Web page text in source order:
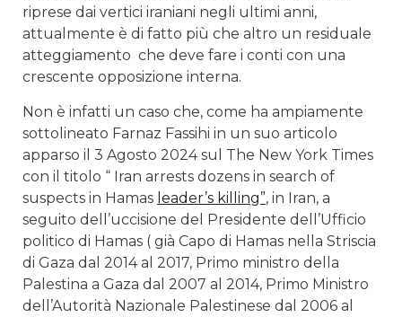
riprese dai vertici iraniani negli ultimi anni,
attualmente è di fatto più che altro un residuale
atteggiamento che deve fare i conti con una
crescente opposizione interna.
Non è infatti un caso che, come ha ampiamente
sottolineato Farnaz Fassihi in un suo articolo
apparso il 3 Agosto 2024 sul The New York Times
con il titolo “ Iran arrests dozens in search of
suspects in Hamas leader’s killing”, in Iran, a
seguito dell’uccisione del Presidente dell’Ufficio
politico di Hamas ( già Capo di Hamas nella Striscia
di Gaza dal 2014 al 2017, Primo ministro della
Palestina a Gaza dal 2007 al 2014, Primo Ministro
dell’Autorità Nazionale Palestinese dal 2006 al